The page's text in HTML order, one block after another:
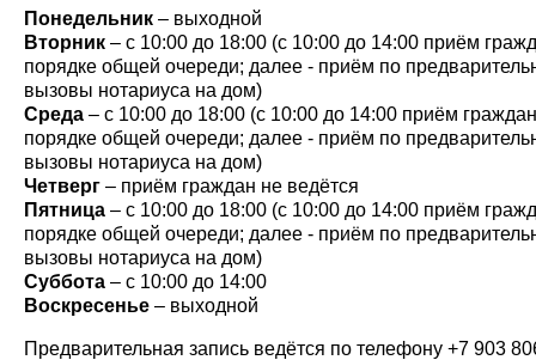
Понедельник – выходной
Вторник – с 10:00 до 18:00 (с 10:00 до 14:00 приём
порядке общей очереди; далее - приём по
вызовы нотариуса на дом)
Среда – с 10:00 до 18:00 (с 10:00 до 14:00 приём
порядке общей очереди; далее - приём по
вызовы нотариуса на дом)
Четверг – приём граждан не ведётся
Пятница – с 10:00 до 18:00 (с 10:00 до 14:00 приём
порядке общей очереди; далее - приём по
вызовы нотариуса на дом)
Суббота – с 10:00 до 14:00
Воскресенье – выходной
Предварительная запись ведётся по телефону +7 903